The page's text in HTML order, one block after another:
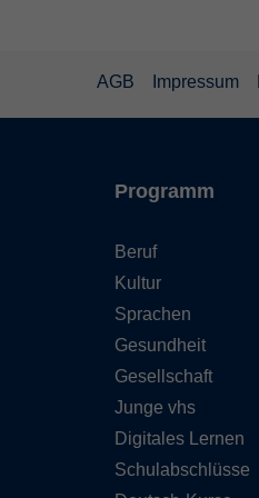
AGB Impressum
Programm
Beruf
Kultur
Sprachen
Gesundheit
Gesellschaft
Junge vhs
Digitales Lernen
Schulabschlüsse